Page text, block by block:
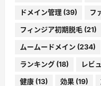
ドメイン管理 (39) フ
フィンジア初期脱毛 (21)
ムームードメイン (234)
ランキング (18) レビ
健康 (13) 効果 (19)